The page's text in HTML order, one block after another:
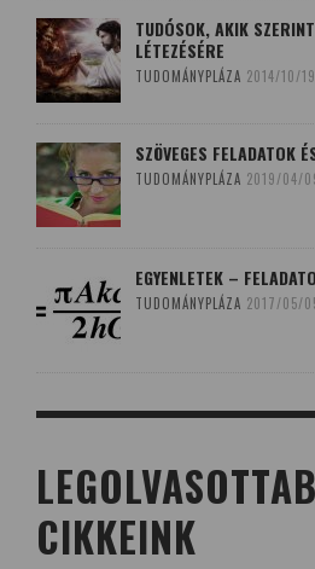
TUDÓSOK, AKIK
LÉTEZÉSÉRE
TUDOMÁNYPLÁZA 2014/10/19
SZÖVEGES FELADATOK
TUDOMÁNYPLÁZA 2019/04/
EGYENLETEK –
TUDOMÁNYPLÁZA 2017/05/
CIKKEINK